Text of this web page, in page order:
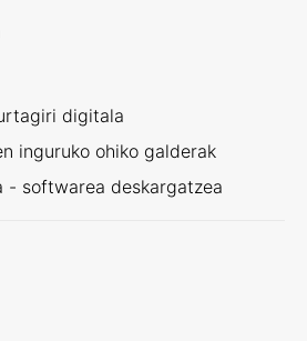
digitala
inguruko ohiko galderak
softwarea deskargatzea